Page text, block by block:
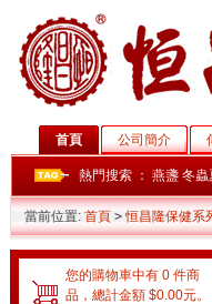
首頁 公司簡介
熱門搜索 ： 燕盞 冬蟲
當前位置: 首頁 > 恒昌隆保健系
您的購物車中有 0 件商
品，總計金額 $0.00元。